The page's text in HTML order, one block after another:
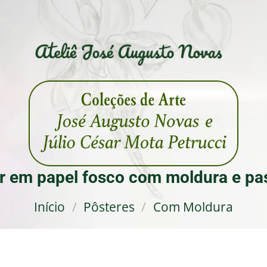
em papel fosco com moldura e
Início / Pôsteres / Com Moldura